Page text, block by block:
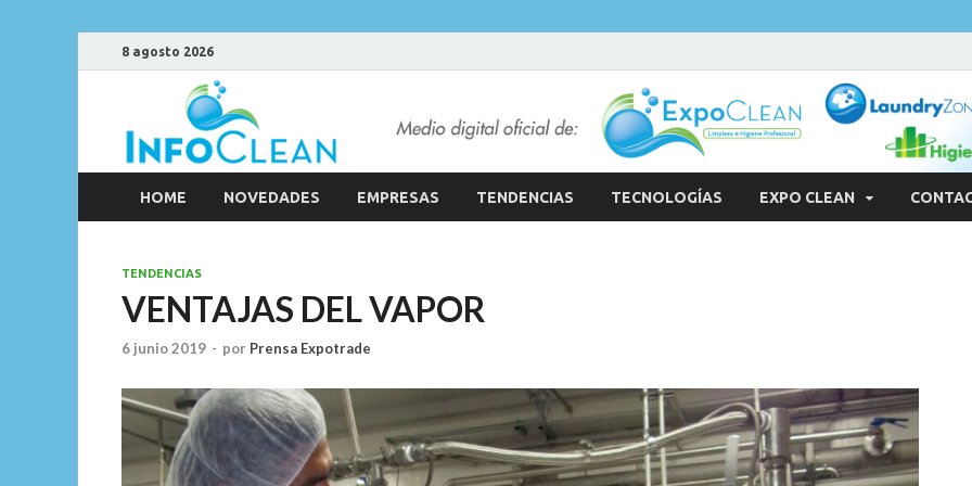
8 agosto 2026
HOME NOVEDADES EMPRESAS TENDENCIAS TECNOLOGÍAS EXPO CLEAN
TENDENCIAS
VENTAJAS DEL VAPOR
6 junio 2019 - por Prensa Expotrade